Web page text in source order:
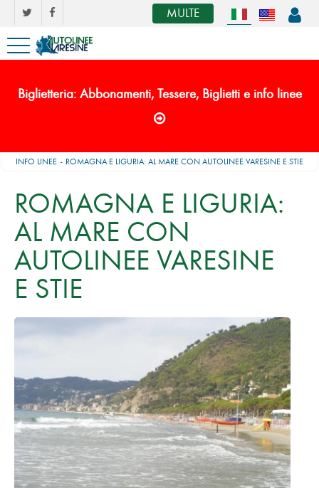
MULTE
Biglietteria: Abbonamenti, Tessere, Biglietti e info linee
INFO LINEE ROMAGNA E LIGURIA: AL MARE CON AUTOLINEE VARESINE E STIE
ROMAGNA E LIGURIA:
AL MARE CON
AUTOLINEE VARESINE
E STIE